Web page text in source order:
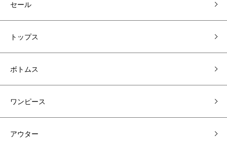
セール
トップス
ボトムス
ワンピース
アウター